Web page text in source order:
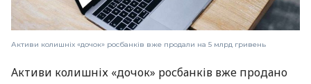
Активи колишніх «дочок» росбанків вже продали на 5 млрд гривень
Активи колишніх «дочок» росбанків вже продано